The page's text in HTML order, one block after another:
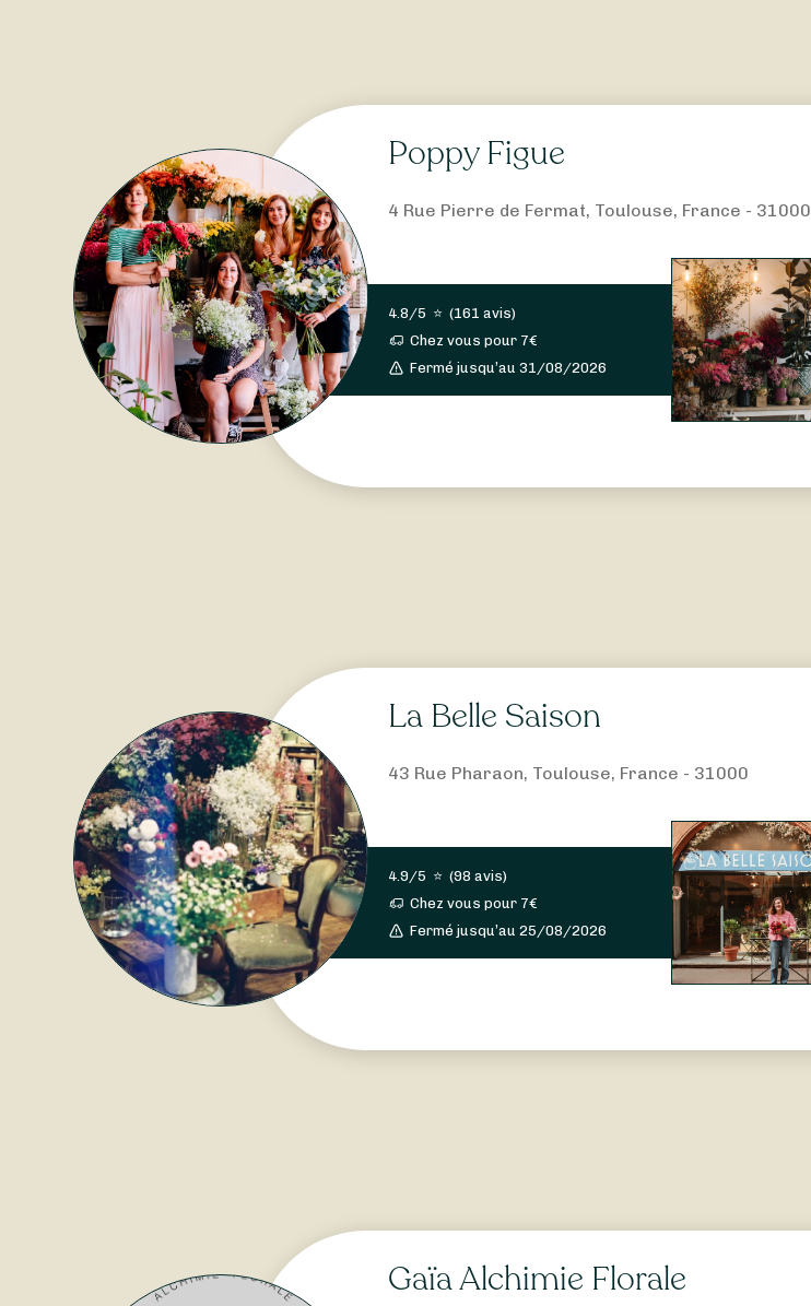
Poppy Figue
4 Rue Pierre de Fermat, Toulouse, France - 31000
4.8/5 ⭐ (161 avis)
Chez vous pour 7€
Fermé jusqu’au 31/08/2026
La Belle Saison
43 Rue Pharaon, Toulouse, France - 31000
4.9/5 ⭐ (98 avis)
Chez vous pour 7€
Fermé jusqu’au 25/08/2026
Gaïa Alchimie Florale